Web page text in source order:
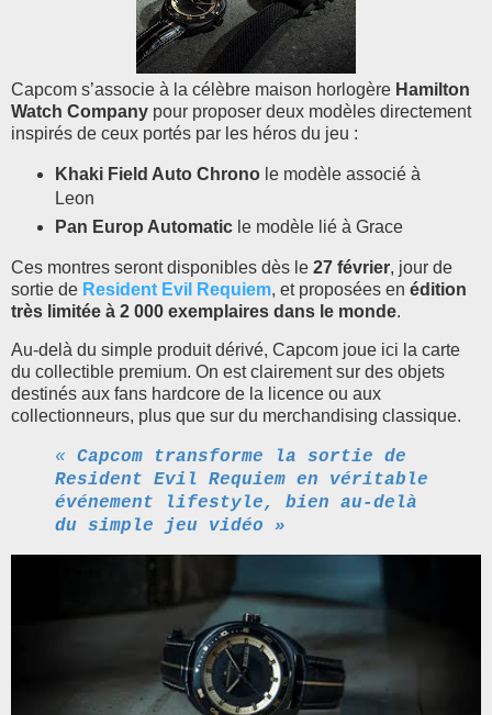
Capcom s’associe à la célèbre maison horlogère Hamilton
Watch Company pour proposer deux modèles directement
inspirés de ceux portés par les héros du jeu :
Khaki Field Auto Chronole modèle associé à
Leon
Pan Europ Automaticle modèle lié à Grace
Ces montres seront disponibles dès le 27 février, jour de
sortie de Resident Evil Requiem, et proposées en édition
très limitée à 2 000 exemplaires dans le monde.
Au-delà du simple produit dérivé, Capcom joue ici la carte
du collectible premium. On est clairement sur des objets
destinés aux fans hardcore de la licence ou aux
collectionneurs, plus que sur du merchandising classique.
« Capcom transforme la sortie de
Resident Evil Requiem en véritable
événement lifestyle, bien au-delà
du simple jeu vidéo »